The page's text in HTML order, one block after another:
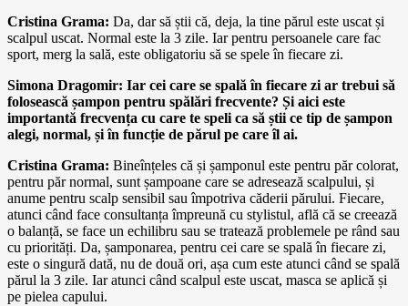
Cristina Grama: Da, dar să știi că, deja, la tine părul este uscat și
scalpul uscat. Normal este la 3 zile. Iar pentru persoanele care fac
sport, merg la sală, este obligatoriu să se spele în fiecare zi.
Simona Dragomir: Iar cei care se spală în fiecare zi ar trebui să
folosească șampon pentru spălări frecvente? Și aici este
importantă frecvența cu care te speli ca să știi ce tip de șampon
alegi, normal, și în funcție de părul pe care îl ai.
Cristina Grama: Bineînțeles că și șamponul este pentru păr colorat,
pentru păr normal, sunt șampoane care se adresează scalpului, și
anume pentru scalp sensibil sau împotriva căderii părului. Fiecare,
atunci când face consultanța împreună cu stylistul, află că se creează
o balanță, se face un echilibru sau se tratează problemele pe rând sau
cu priorități. Da, șamponarea, pentru cei care se spală în fiecare zi,
este o singură dată, nu de două ori, așa cum este atunci când se spală
părul la 3 zile. Iar atunci când scalpul este uscat, masca se aplică și
pe pielea capului.